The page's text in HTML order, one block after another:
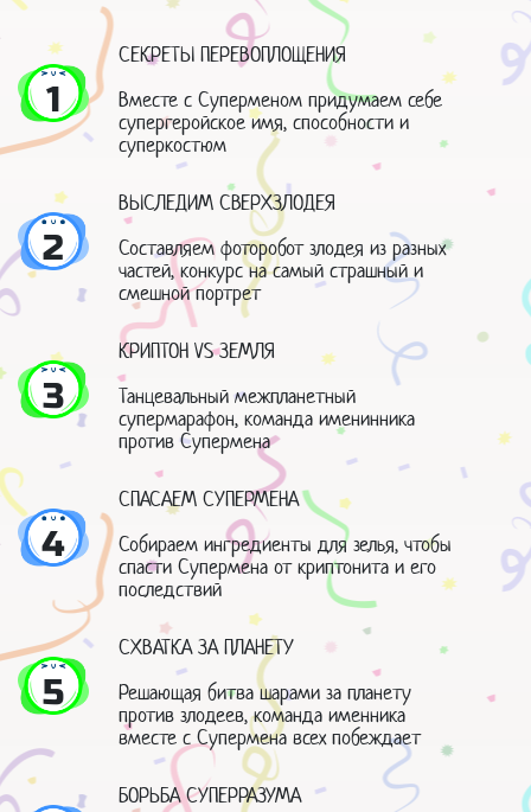
1
СЕКРЕТЫ ПЕРЕВОПЛОЩЕНИЯ
Вместе с Суперменом придумаем себе
супергеройское имя, способности и
суперкостюм
2
ВЫСЛЕДИМ СВЕРХЗЛОДЕЯ
Составляем фоторобот злодея из разных
частей, конкурс на самый страшный и
смешной портрет
3
КРИПТОН VS ЗЕМЛЯ
Танцевальный межпланетный
супермарафон, команда именинника
против Супермена
4
СПАСАЕМ СУПЕРМЕНА
Собираем ингредиенты для зелья, чтобы
спасти Супермена от криптонита и его
последствий
5
СХВАТКА ЗА ПЛАНЕТУ
Решающая битва шарами за планету
против злодеев, команда именника
вместе с Супермена всех побеждает
БОРЬБА СУПЕРРАЗУМА